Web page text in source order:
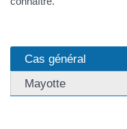
Cas général
Mayotte